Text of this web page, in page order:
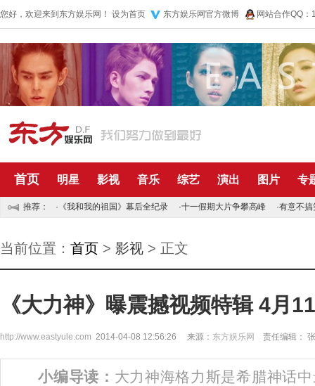
您好，欢迎来到东方娱乐网！ 设为首页 东方娱乐网官方微博 网站合作QQ
首页 明星 影视 音乐 综艺 演出 图片 专
推荐： · 《我和我的祖国》幕后全纪录 ·十一假期大片争攀高峰 ·有意不搞
当前位置： 首页 > 影视 > 正文
《大力神》曝震撼视频特辑 4月
http://www.eastyule.com 2014-04-08 12:56:26 来源： 东方娱乐网 责任编辑：
小编导读： 大力神海格力斯是希腊神话